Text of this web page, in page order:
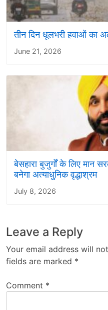
तीन दिन धूलभरी हवाओं का
June 21, 2026
बेसहारा बुजुर्गों के लिए मान
बनेगा अत्याधुनिक वृद्धाश्रम
July 8, 2026
Leave a Reply
Your email address will
fields are marked *
Comment *